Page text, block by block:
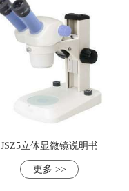
JSZ5立体显微镜说明书
更多 >>